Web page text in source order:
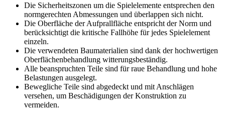
Die Sicherheitszonen um die Spielelemente entsprechen den
normgerechten Abmessungen und überlappen sich nicht.
Die Oberfläche der Aufprallfläche entspricht der Norm und
berücksichtigt die kritische Fallhöhe für jedes Spielelement
einzeln.
Die verwendeten Baumaterialien sind dank der hochwertigen
Oberflächenbehandlung witterungsbeständig.
Alle beanspruchten Teile sind für raue Behandlung und hohe
Belastungen ausgelegt.
Bewegliche Teile sind abgedeckt und mit Anschlägen
versehen, um Beschädigungen der Konstruktion zu
vermeiden.